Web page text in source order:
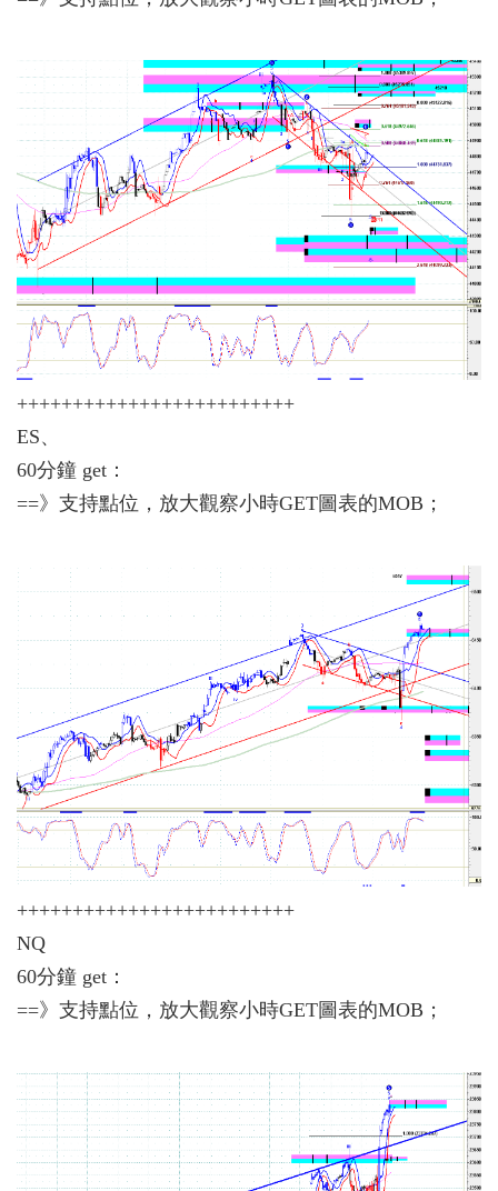
+++++++++++++++++++++++++
ES、
60分鐘 get：
==》支持點位，放大觀察小時GET圖表的MOB；
+++++++++++++++++++++++++
NQ
60分鐘 get：
==》支持點位，放大觀察小時GET圖表的MOB；